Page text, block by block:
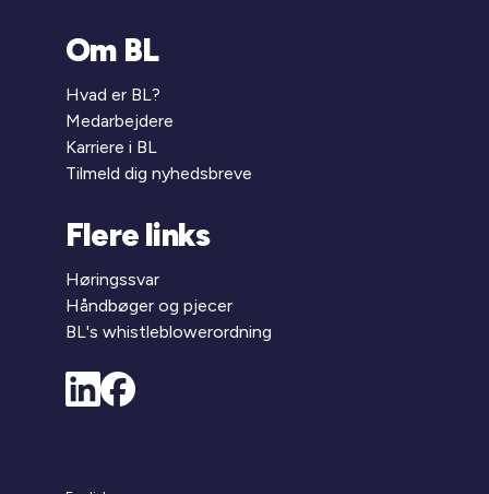
Om BL
Hvad er BL?
Medarbejdere
Karriere i BL
Tilmeld dig nyhedsbreve
Flere links
Høringssvar
Håndbøger og pjecer
BL's whistleblowerordning